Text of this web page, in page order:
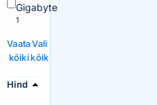
Gigabyte
1
Vaata
kõiki
Vali
kõik
Hind